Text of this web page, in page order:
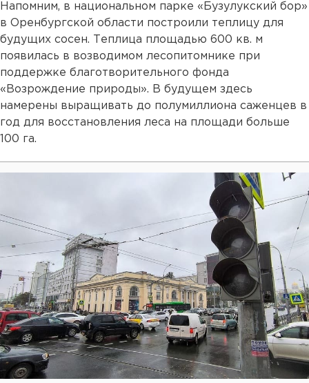
Напомним, в национальном парке «Бузулукский бор»
в Оренбургской области построили теплицу для
будущих сосен. Теплица площадью 600 кв. м
появилась в возводимом лесопитомнике при
поддержке благотворительного фонда
«Возрождение природы». В будущем здесь
намерены выращивать до полумиллиона саженцев в
год для восстановления леса на площади больше
100 га.